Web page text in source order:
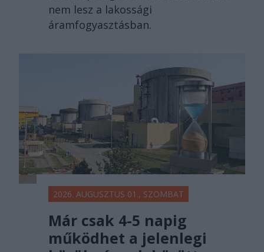
nem lesz a lakossági
áramfogyasztásban.
2026. AUGUSZTUS 01., SZOMBAT
Már csak 4-5 napig
működhet a jelenlegi